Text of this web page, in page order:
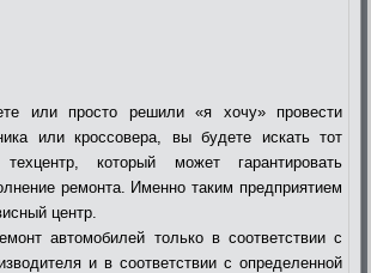
или просто решили «я хочу» провести
или кроссовера, вы будете искать тот
который может гарантировать
ремонта. Именно таким предприятием
центр.
автомобилей только в соответствии с
и в соответствии с определенной